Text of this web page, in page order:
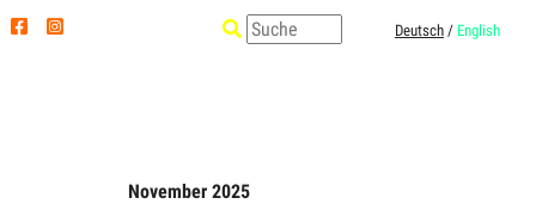
Deutsch / English
November 2025